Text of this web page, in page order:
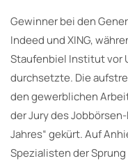
Gewinner bei den
Indeed und XING,
Staufenbiel Institut vor
durchsetzte. Die
den gewerblichen
der Jury des
Jahres“ gekürt. Auf
Spezialisten der